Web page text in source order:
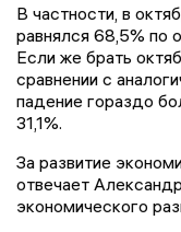
В частности, в
равнялся 68,5% по
Если же брать
сравнении с
падение гораздо
31,1%.
За развитие
отвечает
экономического